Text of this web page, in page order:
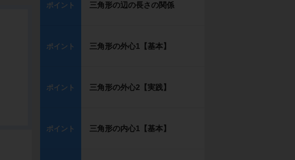
ポイント 三角形の辺の長さの関係
ポイント 三角形の外心1【基本】
ポイント 三角形の外心2【実践】
ポイント 三角形の内心1【基本】